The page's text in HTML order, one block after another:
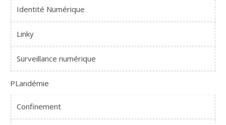
Identité Numérique
Linky
Surveillance numérique
PLandémie
Confinement